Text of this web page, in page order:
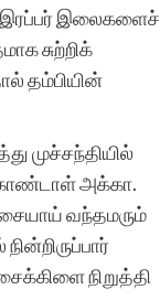
இரப்பர் இலைகளைச்
சுற்றிக்
தம்பியின்
முச்சந்தியில்
கொண்டாள் அக்கா.
வந்தமரும்
நிறுத்தி